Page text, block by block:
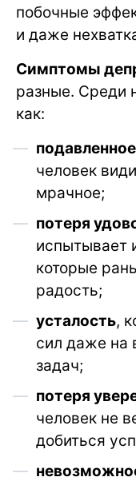
побочные
и даже
Симптомы
разные. Среди
как:
человек
мрачное;
потеря
испытывает
которые
радость;
усталость,
сил даже на
задач;
потеря
человек не
добиться